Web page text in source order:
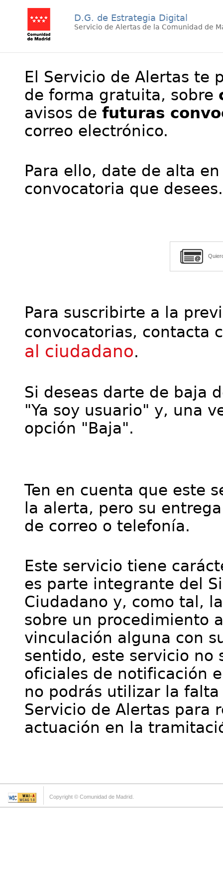
D.G. de Estrategia Digital
Servicio de Alertas de la Comunidad de
El Servicio de Alertas te
de forma gratuita, sobre
avisos de futuras
correo electrónico.
Para ello, date de alta
convocatoria que desees.
Para suscribirte a la
convocatorias, contacta
al ciudadano.
Si deseas darte de baja
"Ya soy usuario" y, una
opción "Baja".
Ten en cuenta que este
la alerta, pero su
de correo o telefonía.
Este servicio tiene
es parte integrante del
Ciudadano y, como tal,
sobre un procedimiento
vinculación alguna con
sentido, este servicio no
oficiales de notificación
no podrás utilizar la
Servicio de Alertas para
actuación en la
Copyright © Comunidad de Madrid.